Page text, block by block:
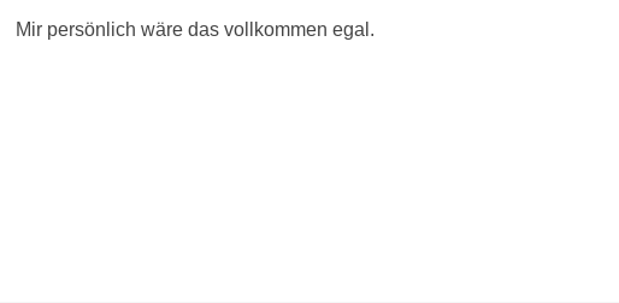
Mir persönlich wäre das vollkommen egal.